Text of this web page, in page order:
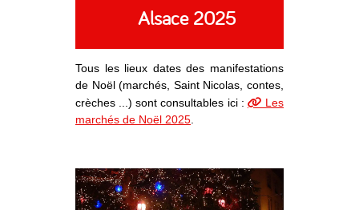
Alsace 2025
Tous les lieux dates des manifestations
de Noël (marchés, Saint Nicolas, contes,
crèches ...) sont consultables ici :
Les
marchés de Noël 2025.